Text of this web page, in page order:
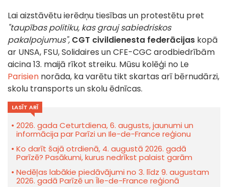
Lai aizstāvētu ierēdņu tiesības un protestētu pret
"taupības politiku, kas grauj sabiedriskos
pakalpojumus", CGT civildienesta federācijas kopā
ar UNSA, FSU, Solidaires un CFE-CGC arodbiedrībām
aicina 13. maijā rīkot streiku. Mūsu kolēģi no Le
Parisien norāda, ka varētu tikt skartas arī bērnudārzi,
skolu transports un skolu ēdnīcas.
LASĪT ARĪ
2026. gada Ceturtdiena, 6. augusts, jaunumi un
informācija par Parīzi un Ile-de-France reģionu
Ko darīt šajā otrdienā, 4. augustā 2026. gadā
Parīzē? Pasākumi, kurus nedrīkst palaist garām
Nedēļas labākie piedāvājumi no 3. līdz 9. augustam
2026. gadā Parīzē un Île-de-France reģionā